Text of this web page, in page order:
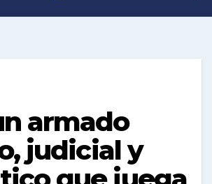
armado
judicial y